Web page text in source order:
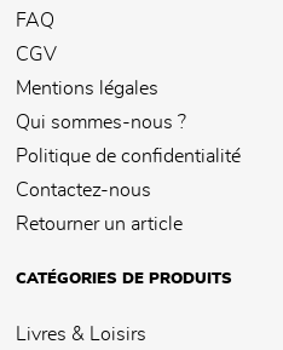
FAQ
CGV
Mentions légales
Qui sommes-nous ?
Politique de confidentialité
Contactez-nous
Retourner un article
CATÉGORIES DE PRODUITS
Livres & Loisirs